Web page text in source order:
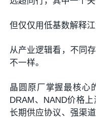
但仅仅用低基数解释江
从产业逻辑看，不同
不一样。
晶圆原厂掌握最核心
DRAM、NAND价格
长期供应协议、强渠